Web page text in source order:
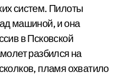
систем. Пилоты
машиной, и она
в Псковской
разбился на
пламя охватило